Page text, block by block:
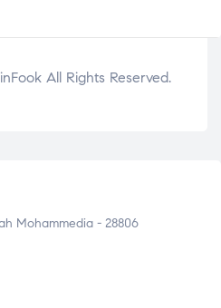
All Rights Reserved.
Mohammedia - 28806